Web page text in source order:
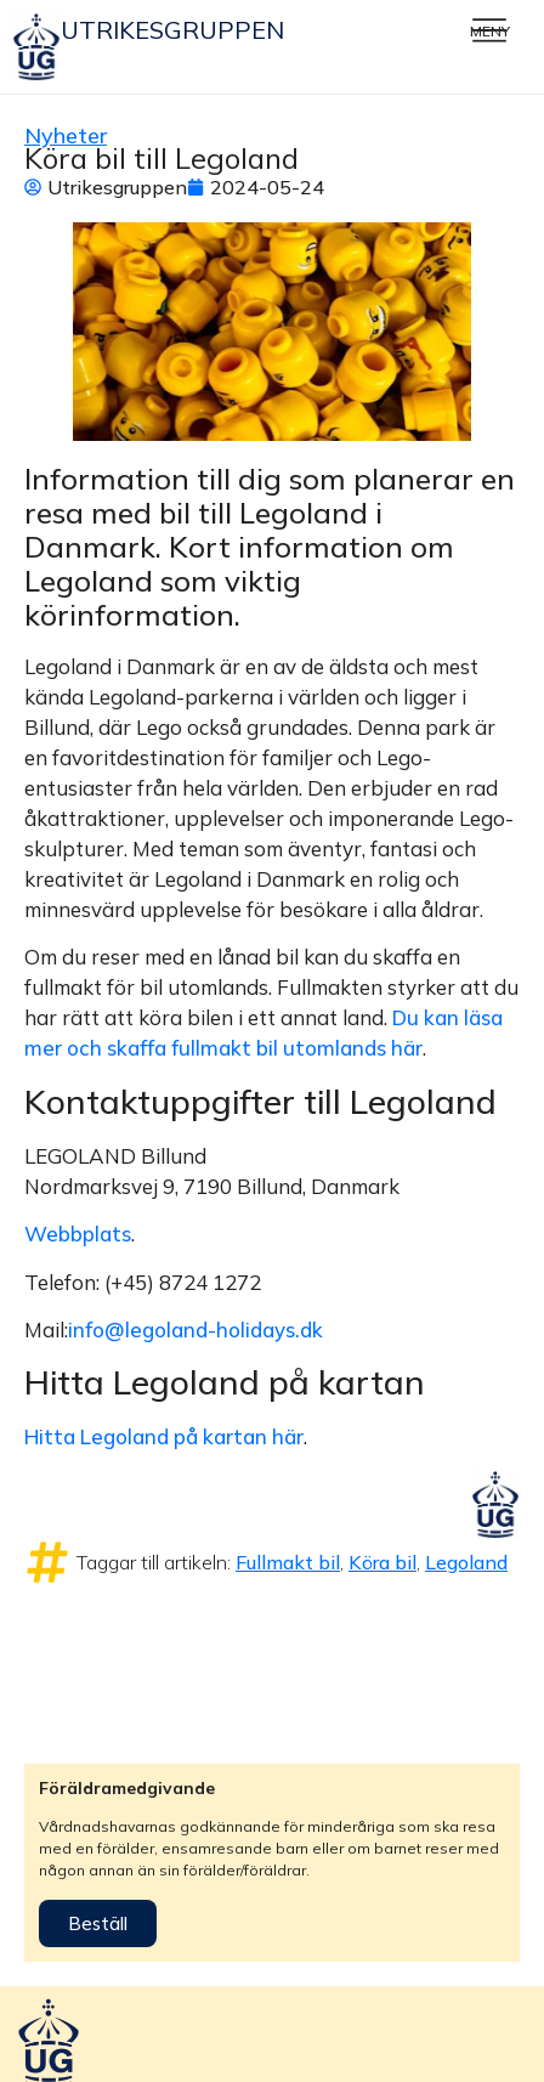
UTRIKESGRUPPEN MENY
Nyheter
Köra bil till Legoland
Utrikesgruppen 2024-05-24
Information till dig som planerar en
resa med bil till Legoland i
Danmark. Kort information om
Legoland som viktig
körinformation.
Legoland i Danmark är en av de äldsta och mest
kända Legoland-parkerna i världen och ligger i
Billund, där Lego också grundades. Denna park är
en favoritdestination för familjer och Lego-
entusiaster från hela världen. Den erbjuder en rad
åkattraktioner, upplevelser och imponerande Lego-
skulpturer. Med teman som äventyr, fantasi och
kreativitet är Legoland i Danmark en rolig och
minnesvärd upplevelse för besökare i alla åldrar.
Om du reser med en lånad bil kan du skaffa en
fullmakt för bil utomlands. Fullmakten styrker att du
har rätt att köra bilen i ett annat land. Du kan läsa
mer och skaffa fullmakt bil utomlands här.
Kontaktuppgifter till Legoland
LEGOLAND Billund
Nordmarksvej 9, 7190 Billund, Danmark
Webbplats.
Telefon: (+45) 8724 1272
Mail:info@legoland-holidays.dk
Hitta Legoland på kartan
Hitta Legoland på kartan här.
Taggar till artikeln: Fullmakt bil Köra bil Legoland
Föräldramedgivande
Vårdnadshavarnas godkännande för minderåriga som ska resa
med en förälder, ensamresande barn eller om barnet reser med
någon annan än sin förälder/föräldrar.
Beställ